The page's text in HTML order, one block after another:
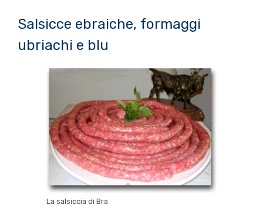
Salsicce ebraiche, formaggi
ubriachi e blu
La salsiccia di Bra